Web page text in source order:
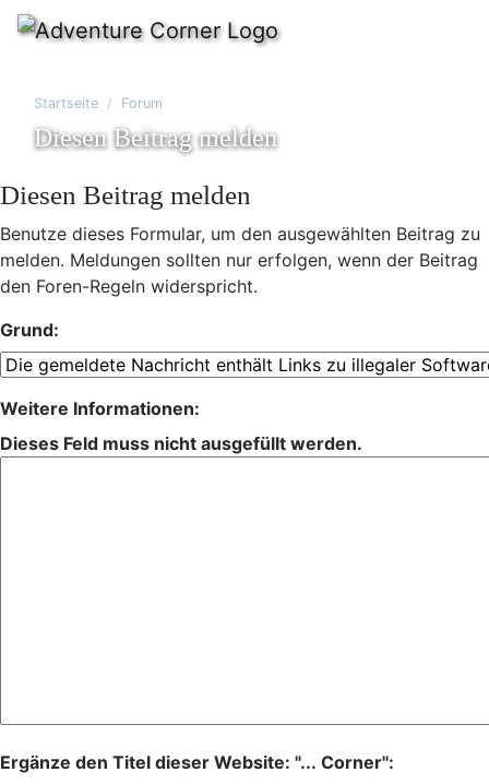
Startseite Forum
Diesen Beitrag melden
Diesen Beitrag melden
Benutze dieses Formular, um den ausgewählten Beitrag zu
melden. Meldungen sollten nur erfolgen, wenn der Beitrag
den Foren-Regeln widerspricht.
Grund:
Weitere Informationen:
Dieses Feld muss nicht ausgefüllt werden.
Ergänze den Titel dieser Website: "... Corner":